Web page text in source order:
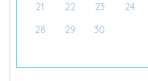
21
22 23 24
28
29 30